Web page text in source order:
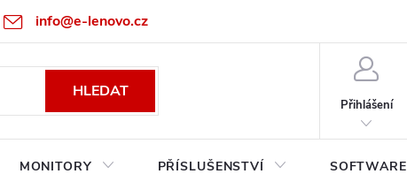
info@e-lenovo.cz
HLEDAT
Přihlášení
MONITORY PŘÍSLUŠENSTVÍ SOFTWARE